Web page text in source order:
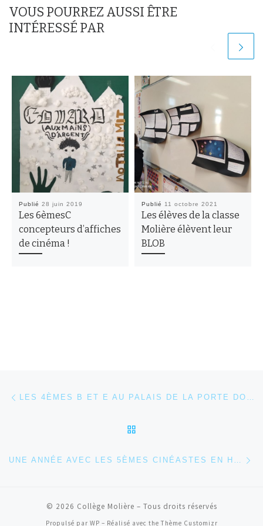
VOUS POURREZ AUSSI ÊTRE
INTÉRESSÉ PAR
Publié 28 juin 2019
Les 6èmesC
concepteurs d’affiches
de cinéma !
Publié 11 octobre 2021
Les élèves de la classe
Molière élèvent leur
BLOB
Parcourir les articles LES 4ÈMES B ET E AU PALAIS DE LA PORTE DORÉE
© 2026 Collège Molière – Tous droits réservés
Propulsé par WP – Réalisé avec the Thème Customizr